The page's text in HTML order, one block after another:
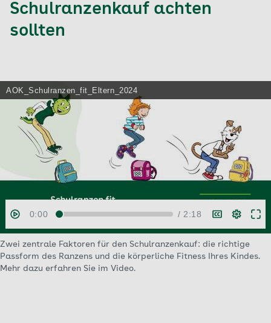
Schulranzenkauf achten
sollten
Zwei zentrale Faktoren für den Schulranzenkauf: die richtige
Passform des Ranzens und die körperliche Fitness Ihres Kindes.
Mehr dazu erfahren Sie im Video.